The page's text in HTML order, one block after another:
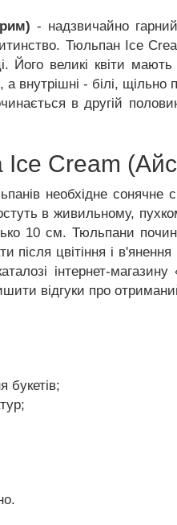
- надзвичайно
Тюльпан Ice
Його великі квіти
а внутрішні - білі,
в другій
Ice Cream
необхідне
в живильному,
10 см. Тюльпани
після цвітіння і
інтернет-
відгуки про
букетів;